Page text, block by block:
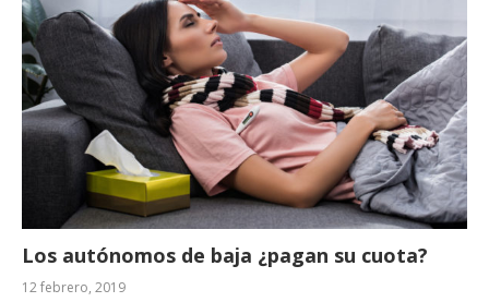
Los autónomos de baja ¿pagan su cuota?
12 febrero, 2019